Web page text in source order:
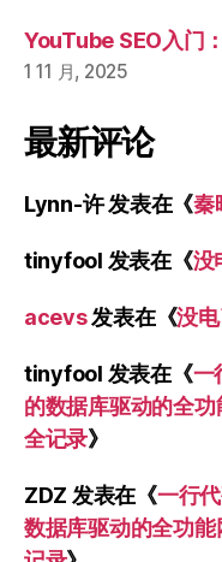
YouTube SEO入门
1 11 月, 2025
最新评论
Lynn-许发表在《秦
tinyfool 发表在《没
acevs发表在《没
tinyfool 发表在《一
的数据库驱动的全
全记录》
ZDZ 发表在《一行
数据库驱动的全功